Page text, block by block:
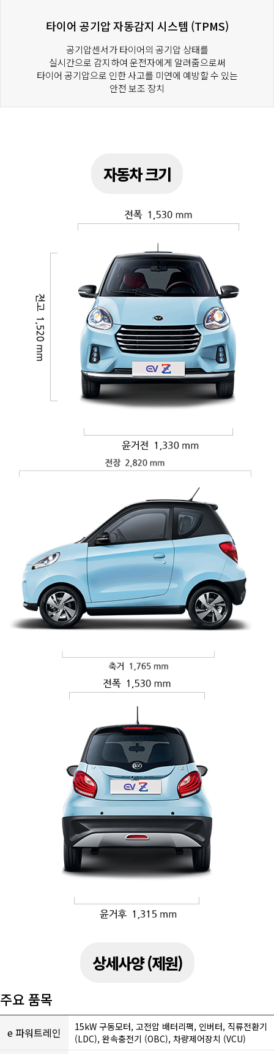
타이어 공기압 자동감지 시스템 (TPMS)
공기압센서가 타이어의 공기압 상태를
실시간으로 감지하여 운전자에게 알려줌으로써
타이어 공기압으로 인한 사고를 미연에 예방할 수 있는
안전 보조 장치
자동차 크기
상세사양 (제원)
주요 품목
e 파워트레인
15kW 구동모터, 고전압 배터리팩, 인버터, 직류전환기
(LDC), 완속충전기 (OBC), 차량제어장치 (VCU)